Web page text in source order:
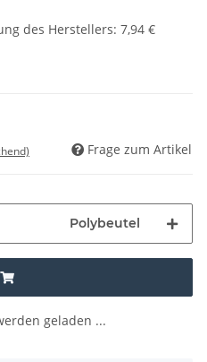
des Herstellers: 7,94 €
Frage zum Artikel
Polybeutel
geladen ...